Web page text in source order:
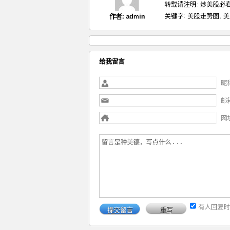
作者: admin
转载请注明: 炒美股必
关键字: 美股走势图 ,
给我留言
昵
邮
网
有人回复